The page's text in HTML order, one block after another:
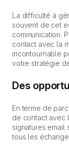
La difficulté à
souvent de cet
communication.
contact avec la
incontournable
votre stratégie
Des
En terme de
de contact avec
signatures email
tous les